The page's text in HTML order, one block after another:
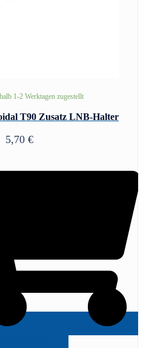
1-2 Werktagen zugestellt
T90 Zusatz LNB-Halter
5,70 €